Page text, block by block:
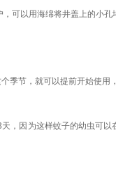
可以用海绵将井盖上的小
季节，就可以提前开始使用
，因为这样蚊子的幼虫可